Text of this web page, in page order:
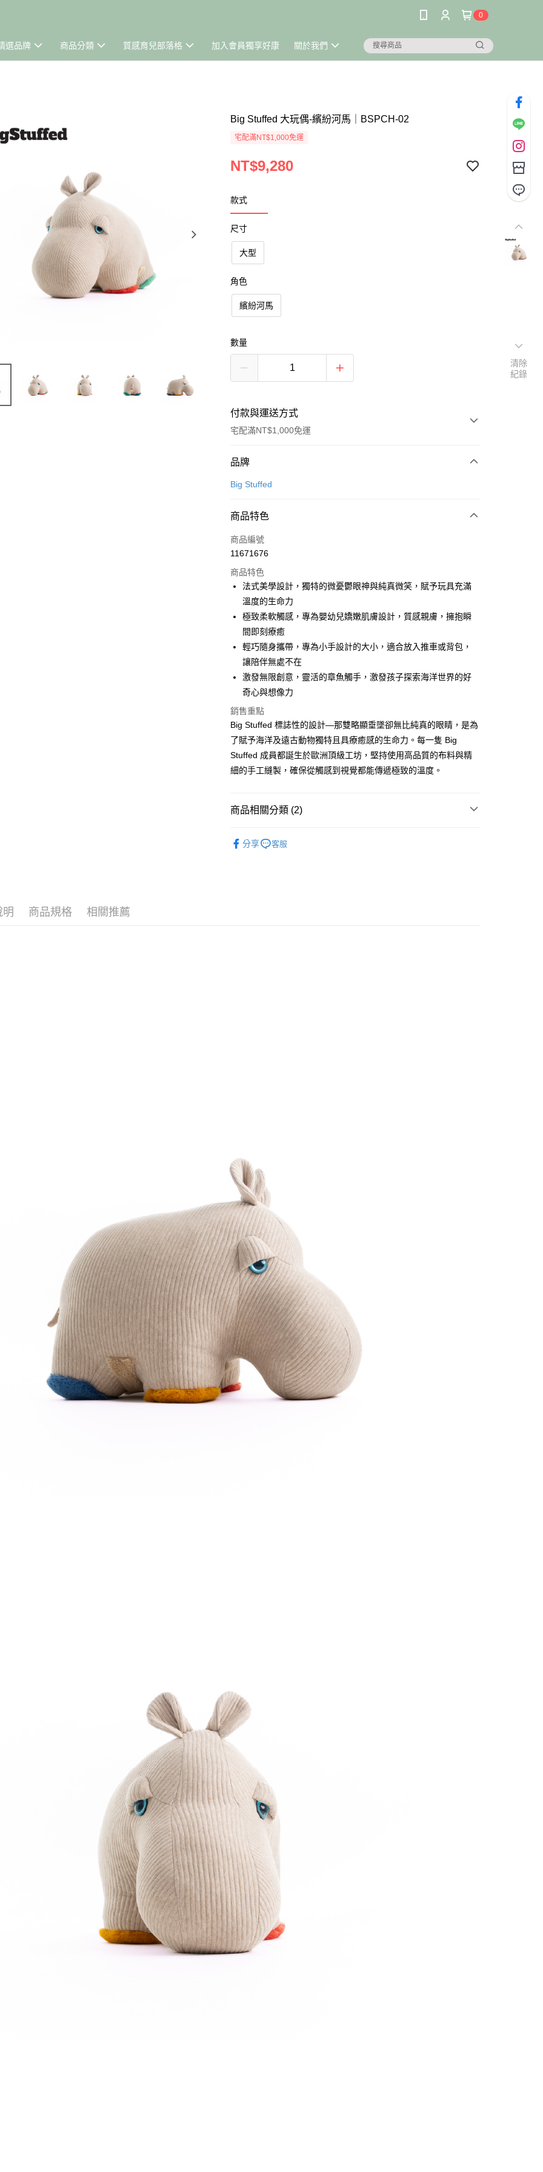
0
選品牌 商品分類 質感育兒部落格 加入會員獨享好康 關於我們
Big Stuffed 大玩偶-繽紛河馬｜BSPCH-02
宅配滿NT$1,000免運
NT$9,280
款式
尺寸
大型
角色
繽紛河馬
數量
付款與運送方式
宅配滿NT$1,000免運
付款方式
信用卡一次付款
ATM付款
運送方式
新航貨運
每筆NT$150，滿NT$1,000(含以上)免運費
新航貨運-外島(每件)
每筆NT$450
品牌
Big Stuffed
商品特色
商品編號
11671676
商品特色
法式美學設計，獨特的微憂鬱眼神與純真微笑，賦予玩具充滿
溫度的生命力
極致柔軟觸感，專為嬰幼兒嬌嫩肌膚設計，質感親膚，擁抱瞬
間即刻療癒
輕巧隨身攜帶，專為小手設計的大小，適合放入推車或背包，
讓陪伴無處不在
激發無限創意，靈活的章魚觸手，激發孩子探索海洋世界的好
奇心與想像力
銷售重點
Big Stuffed 標誌性的設計—那雙略顯垂墜卻無比純真的眼睛，是為
了賦予海洋及遠古動物獨特且具療癒感的生命力。每一隻 Big
Stuffed 成員都誕生於歐洲頂級工坊，堅持使用高品質的布料與精
細的手工縫製，確保從觸感到視覺都能傳遞極致的溫度。
商品相關分類 (2)
分享 客服
明 商品規格 相關推薦
清除
紀錄